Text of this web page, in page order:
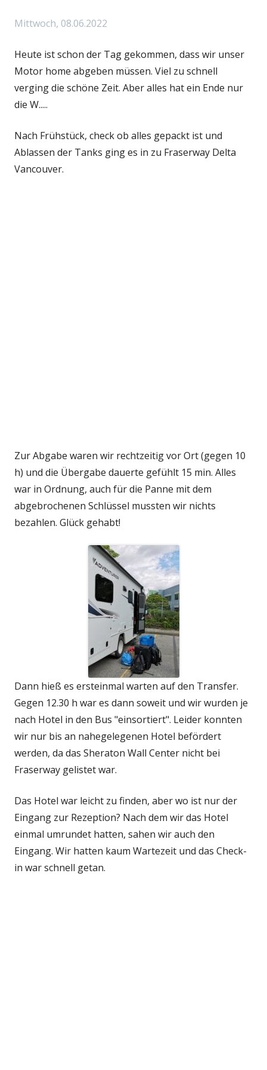
Mittwoch, 08.06.2022
Heute ist schon der Tag gekommen, dass wir unser
Motor home abgeben müssen. Viel zu schnell
verging die schöne Zeit. Aber alles hat ein Ende nur
die W.....
Nach Frühstück, check ob alles gepackt ist und
Ablassen der Tanks ging es in zu Fraserway Delta
Vancouver.
Zur Abgabe waren wir rechtzeitig vor Ort (gegen 10
h) und die Übergabe dauerte gefühlt 15 min. Alles
war in Ordnung, auch für die Panne mit dem
abgebrochenen Schlüssel mussten wir nichts
bezahlen. Glück gehabt!
Dann hieß es ersteinmal warten auf den Transfer.
Gegen 12.30 h war es dann soweit und wir wurden je
nach Hotel in den Bus "einsortiert". Leider konnten
wir nur bis an nahegelegenen Hotel befördert
werden, da das Sheraton Wall Center nicht bei
Fraserway gelistet war.
Das Hotel war leicht zu finden, aber wo ist nur der
Eingang zur Rezeption? Nach dem wir das Hotel
einmal umrundet hatten, sahen wir auch den
Eingang. Wir hatten kaum Wartezeit und das Check-
in war schnell getan.